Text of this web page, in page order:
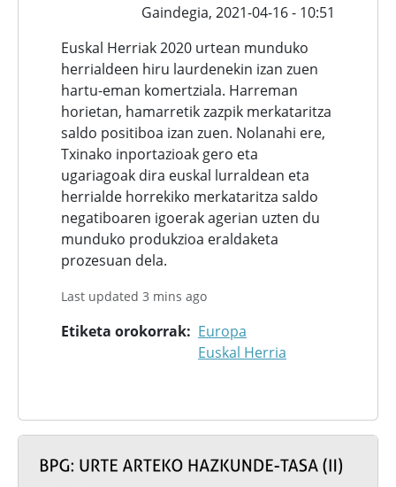
Gaindegia, 2021-04-16 - 10:51
Euskal Herriak 2020 urtean munduko
herrialdeen hiru laurdenekin izan zuen
hartu-eman komertziala. Harreman
horietan, hamarretik zazpik merkataritza
saldo positiboa izan zuen. Nolanahi ere,
Txinako inportazioak gero eta
ugariagoak dira euskal lurraldean eta
herrialde horrekiko merkataritza saldo
negatiboaren igoerak agerian uzten du
munduko produkzioa eraldaketa
prozesuan dela.
Last updated 3 mins ago
Etiketa orokorrak
Europa
Euskal Herria